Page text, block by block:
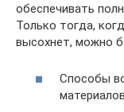
обеспечивать
Только тогда,
высохнет, можно
Способы
материалов